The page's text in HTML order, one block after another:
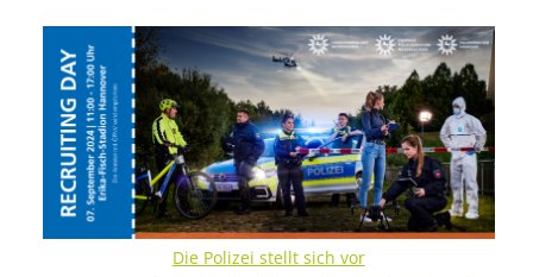
Die Polizei stellt sich vor